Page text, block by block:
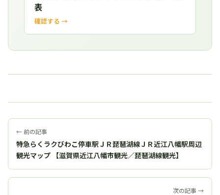
表
確認する →
← 前の記事
特急らくラクびわこ停車駅ＪＲ琵琶湖線ＪＲ近江八幡駅周辺
観光マップ 【滋賀県近江八幡市観光／琵琶湖線観光】
次の記事 →